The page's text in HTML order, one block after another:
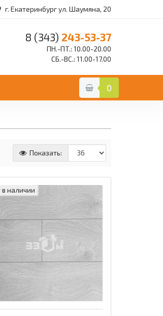
г. Екатеринбург ул. Шаумяна, 20
8 (343) 243-53-37
ПН.-ПТ.: 10.00-20.00
СБ.-ВС.: 11.00-17.00
0
Показать:
в наличии